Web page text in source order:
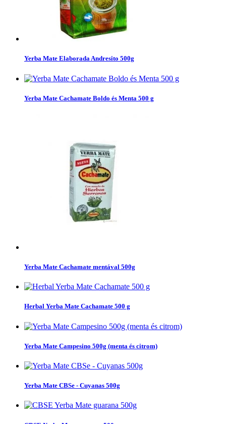
Yerba Mate Elaborada Andresito 500g
Yerba Mate Cachamate Boldo és Menta 500 g
Yerba Mate Cachamate mentával 500g
Herbal Yerba Mate Cachamate 500 g
Yerba Mate Campesino 500g (menta és citrom)
Yerba Mate CBSe - Cuyanas 500g